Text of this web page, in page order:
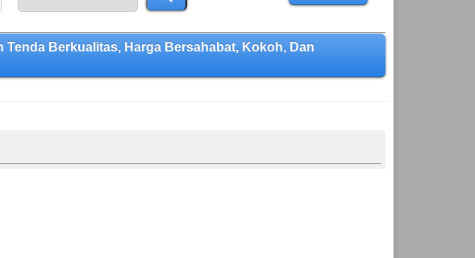
Tenda Berkualitas, Harga Bersahabat, Kokoh, Dan